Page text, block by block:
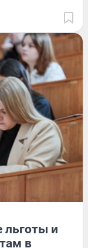
льготы и
в